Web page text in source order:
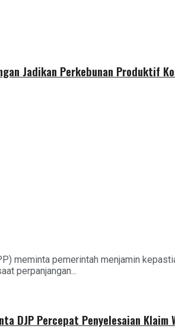
Jadikan Perkebunan Produktif
meminta pemerintah menjamin
perpanjangan...
DJP Percepat Penyelesaian Klaim